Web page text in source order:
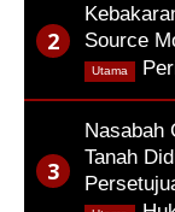
Source
Utama
Nasabah
Tanah